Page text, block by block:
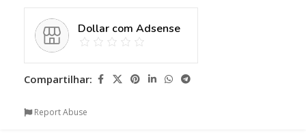
Dollar com Adsense
Compartilhar:
Report Abuse